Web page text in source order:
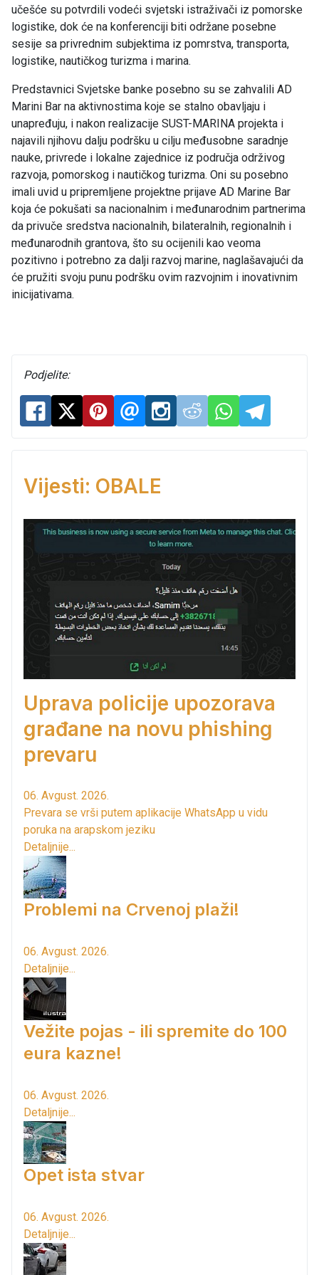
učešće su potvrdili vodeći svjetski istraživači iz pomorske
logistike, dok će na konferenciji biti održane posebne
sesije sa privrednim subjektima iz pomrstva, transporta,
logistike, nautičkog turizma i marina.
Predstavnici Svjetske banke posebno su se zahvalili AD
Marini Bar na aktivnostima koje se stalno obavljaju i
unapređuju, i nakon realizacije SUST-MARINA projekta i
najavili njihovu dalju podršku u cilju međusobne saradnje
nauke, privrede i lokalne zajednice iz područja održivog
razvoja, pomorskog i nautičkog turizma. Oni su posebno
imali uvid u pripremljene projektne prijave AD Marine Bar
koja će pokušati sa nacionalnim i međunarodnim partnerima
da privuče sredstva nacionalnih, bilateralnih, regionalnih i
međunarodnih grantova, što su ocijenili kao veoma
pozitivno i potrebno za dalji razvoj marine, naglašavajući da
će pružiti svoju punu podršku ovim razvojnim i inovativnim
inicijativama.
Podjelite:
Vijesti: OBALE
Uprava policije upozorava
građane na novu phishing
prevaru
06. Avgust. 2026.
Prevara se vrši putem aplikacije WhatsApp u vidu
poruka na arapskom jeziku
Detaljnije...
Problemi na Crvenoj plaži!
06. Avgust. 2026.
Detaljnije...
Vežite pojas - ili spremite do 100
eura kazne!
06. Avgust. 2026.
Detaljnije...
Opet ista stvar
06. Avgust. 2026.
Detaljnije...